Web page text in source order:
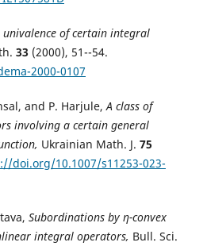
of certain integral
33 (2000), 51--54.
2000-0107
and P. Harjule,A class of
involving a certain general
Ukrainian Math. J. 75
doi.org/10.1007/s11253-023-
Subordinations by η-convex
integral operators, Bull. Sci.